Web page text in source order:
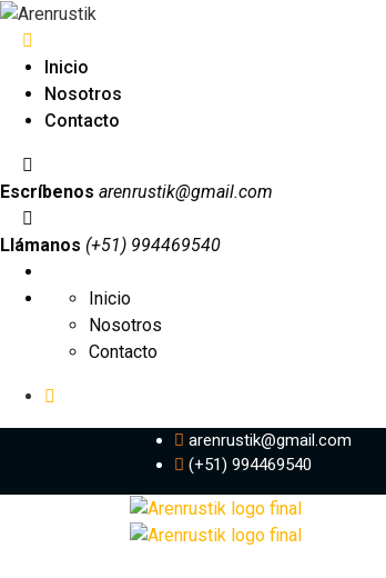
Inicio
Nosotros
Contacto
Escríbenos arenrustik@gmail.com
Llámanos (+51) 994469540
Inicio
Nosotros
Contacto
arenrustik@gmail.com
(+51) 994469540